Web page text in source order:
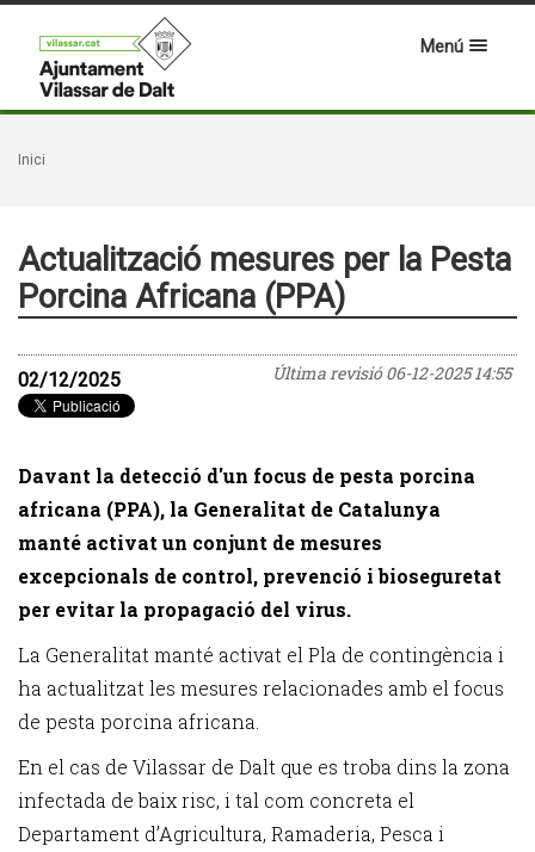
Menú
Inici
Actualització mesures per la Pesta
Porcina Africana (PPA)
Última revisió06-12-2025 14:55
02/12/2025
Davant la detecció d'un focus de pesta porcina
africana (PPA), la Generalitat de Catalunya
manté activat un conjunt de mesures
excepcionals de control, prevenció i bioseguretat
per evitar la propagació del virus.
La Generalitat manté activat el Pla de contingència i
ha actualitzat les mesures relacionades amb el focus
de pesta porcina africana.
En el cas de Vilassar de Dalt que es troba dins la zona
infectada de baix risc, i tal com concreta el
Departament d’Agricultura, Ramaderia, Pesca i